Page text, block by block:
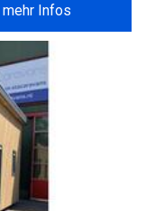
mehr Infos